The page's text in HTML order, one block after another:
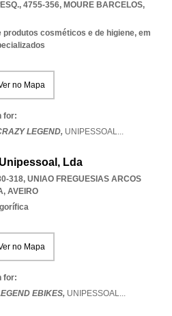
4755-356, MOURE BARCELOS,
produtos cosméticos e de higiene, em
no Mapa
for:
LEGEND, UNIPESSOAL...
Lda
318, UNIAO FREGUESIAS ARCOS
, AVEIRO
no Mapa
for:
EBIKES, UNIPESSOAL...